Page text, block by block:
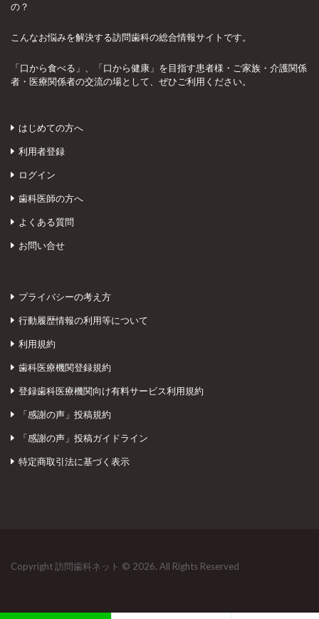
の？
こんなお悩みを解決する訪問歯科の総合情報サイトです。
「口から食べる」、「口から健康」を目指す患者様・ご家族・介護関係
者・医療関係者の交流の場として、ぜひご利用ください。
はじめての方へ
利用者登録
ログイン
歯科医師の方へ
よくある質問
お問い合せ
プライバシーの考え方
行動履歴情報の利用等について
利用規約
歯科医療機関登録規約
登録歯科医療機関向け有料サービス利用規約
「感謝の声」投稿規約
「感謝の声」投稿ガイドライン
特定商取引法に基づく表示
Copyright 訪問歯科ネット © 2026. All Rights Reserved